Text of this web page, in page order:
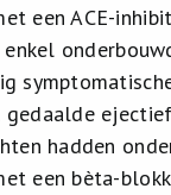
een ACE-
hadden
een bèta-